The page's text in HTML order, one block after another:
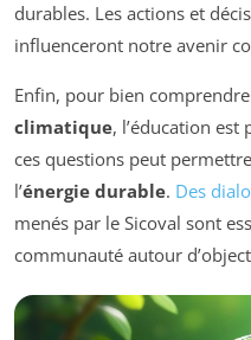
durables. Les actions et
influenceront notre avenir
Enfin, pour bien
climatique, l’éducation
ces questions peut
l’énergie durable. Des
menés par le Sicoval sont
communauté autour